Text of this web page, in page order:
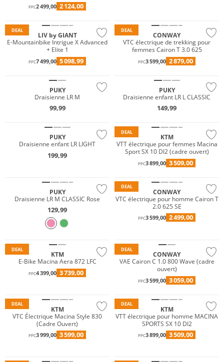
PPC2 499,00 2 124,00
DEAL
LIV by GIANT
E-Mountainbike Intrigue X Advanced
+ Elite 1
PPC7 499,00 5 098,99
DEAL
CONWAY
VTC électrique de trekking pour
femmes Cairon T 3.0 625
PPC3 599,00 2 879,00
PUKY
Draisienne LR M
99,99
PUKY
Draisienne enfant LR L CLASSIC
149,99
PUKY
Draisienne enfant LR LIGHT
199,99
DEAL
KTM
VTT électrique pour femmes Macina
Sport SX 10 DI2 (cadre ouvert)
PPC3 899,00 3 509,00
PUKY
Draisienne LR M CLASSIC Rose
129,99
DEAL
CONWAY
VTC électrique pour homme Cairon T
2.0 625 SE
PPC3 599,00 2 499,00
DEAL
KTM
E-Bike Macina Aera 872 LFC
PPC4 399,00 3 739,00
DEAL
CONWAY
VAE Cairon C 1.0 800 Wave (cadre
ouvert)
PPC3 599,00 3 059,00
DEAL
KTM
VTC Électrique Macina Style 830
(Cadre Ouvert)
PPC3 999,00 3 599,00
DEAL
KTM
VTT électrique pour homme MACINA
SPORTS SX 10 DI2
PPC3 899,00 3 509,00